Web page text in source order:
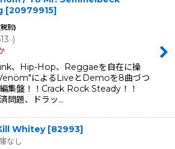
[20979915]
別)
.-)
、Hip-Hop、Reggaeを自在に操
によるLiveとDemoを8曲づつ
編集盤！！Crack Rock Steady！！
問題、ドラッ…
Whitey [82993]
なし